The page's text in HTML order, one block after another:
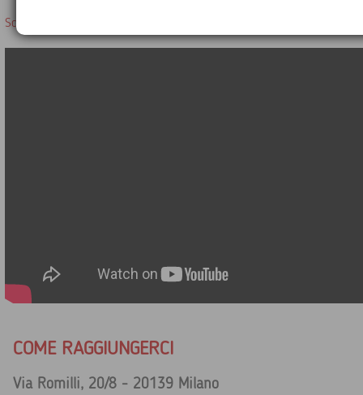
Scopri i nostri Servizi
COME RAGGIUNGERCI
Via Romilli, 20/8 - 20139 Milano